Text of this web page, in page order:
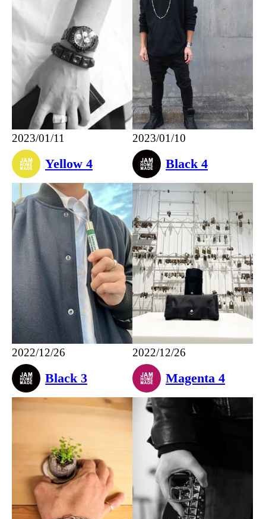
2023/01/11
Yellow 4
2023/01/10
Black 4
2022/12/26
Black 3
2022/12/26
Magenta 4